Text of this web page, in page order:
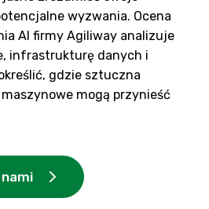
wyzwania. Ocena
AI firmy Agiliway analizuje
infrastrukturę danych i
gdzie sztuczna
mogą przynieść